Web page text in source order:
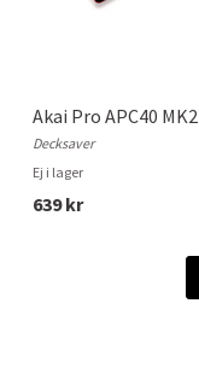
Akai Pro APC40 MK2
Decksaver
Ej i lager
639 kr